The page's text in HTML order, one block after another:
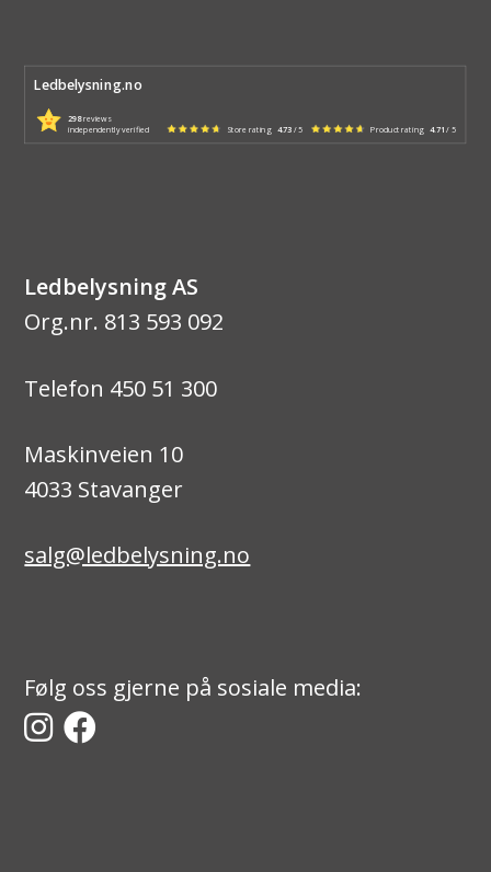
Ledbelysning.no
298reviews
independently verified
Store rating 4.73 / 5 Product rating 4.71 / 5
Ledbelysning AS
Org.nr. 813 593 092
Telefon 450 51 300
Maskinveien 10
4033 Stavanger
salg@ledbelysning.no
Følg oss gjerne på sosiale media: